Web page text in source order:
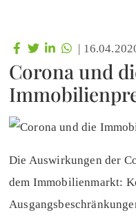
|
Corona und
Die Auswirkungen der
dem Immobilienmarkt: